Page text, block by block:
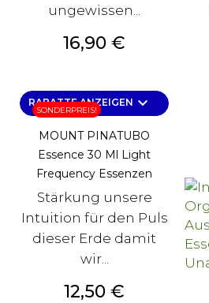
ungewissen...
Preis
16,90 €
RABATTE ANZEIGEN keyboard_arrow_down
MOUNT PINATUBO
Essence 30 Ml Light
Frequency Essenzen
Stärkung unsere
Intuition für den Puls
dieser Erde damit
wir...
Preis
12,50 €
SONDERPREIS!